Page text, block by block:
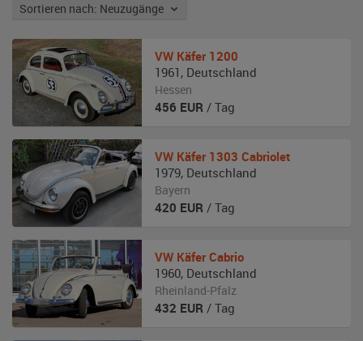
Sortieren nach: Neuzugänge
VW Käfer 1200
1961 , Deutschland
Hessen
456 EUR / Tag
VW Käfer 1303 Cabriolet
1979, Deutschland
Bayern
420 EUR / Tag
VW Käfer Cabrio
1960, Deutschland
Rheinland-Pfalz
432 EUR / Tag